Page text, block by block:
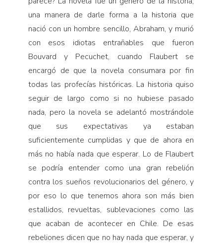
una manera de darle forma a la historia que
nació con un hombre sencillo, Abraham, y murió
con esos idiotas entrañables que fueron
Bouvard y Pecuchet, cuando Flaubert se
encargó de que la novela consumara por fin
todas las profecías históricas. La historia quiso
seguir de largo como si no hubiese pasado
nada, pero la novela se adelantó mostrándole
que sus expectativas ya estaban
suficientemente cumplidas y que de ahora en
más no había nada que esperar. Lo de Flaubert
se podría entender como una gran rebelión
contra los sueños revolucionarios del género, y
por eso lo que tenemos ahora son más bien
estallidos, revueltas, sublevaciones como las
que acaban de acontecer en Chile. De esas
rebeliones dicen que no hay nada que esperar, y